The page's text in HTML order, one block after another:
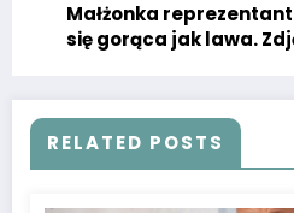
Małżonka
się gorąca jak lawa.
RELATED POSTS